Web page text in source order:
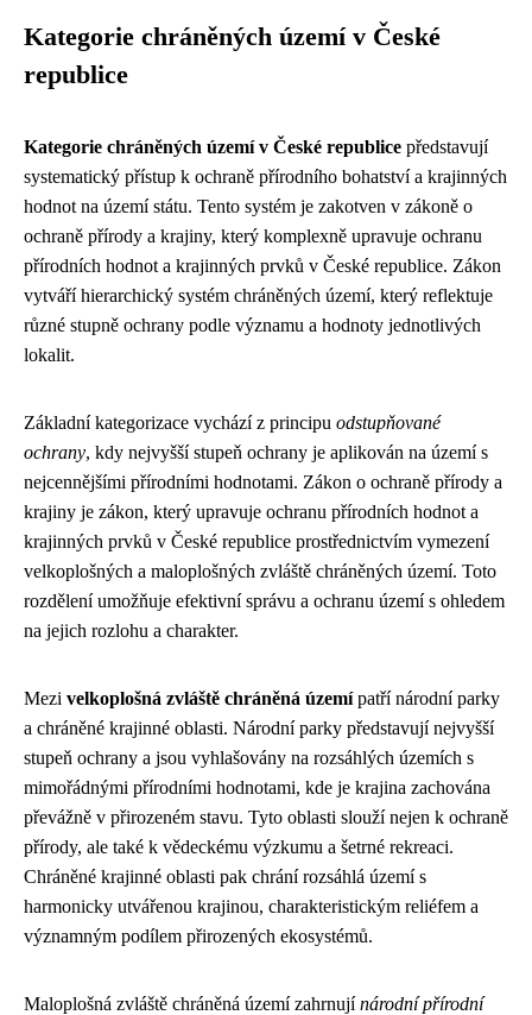
Kategorie chráněných území v České
republice
Kategorie chráněných území v České republice představují
systematický přístup k ochraně přírodního bohatství a krajinných
hodnot na území státu. Tento systém je zakotven v zákoně o
ochraně přírody a krajiny, který komplexně upravuje ochranu
přírodních hodnot a krajinných prvků v České republice. Zákon
vytváří hierarchický systém chráněných území, který reflektuje
různé stupně ochrany podle významu a hodnoty jednotlivých
lokalit.
Základní kategorizace vychází z principu odstupňované
ochrany, kdy nejvyšší stupeň ochrany je aplikován na území s
nejcennějšími přírodními hodnotami. Zákon o ochraně přírody a
krajiny je zákon, který upravuje ochranu přírodních hodnot a
krajinných prvků v České republice prostřednictvím vymezení
velkoplošných a maloplošných zvláště chráněných území. Toto
rozdělení umožňuje efektivní správu a ochranu území s ohledem
na jejich rozlohu a charakter.
Mezi velkoplošná zvláště chráněná územípatří národní parky
a chráněné krajinné oblasti. Národní parky představují nejvyšší
stupeň ochrany a jsou vyhlašovány na rozsáhlých územích s
mimořádnými přírodními hodnotami, kde je krajina zachována
převážně v přirozeném stavu. Tyto oblasti slouží nejen k ochraně
přírody, ale také k vědeckému výzkumu a šetrné rekreaci.
Chráněné krajinné oblasti pak chrání rozsáhlá území s
harmonicky utvářenou krajinou, charakteristickým reliéfem a
významným podílem přirozených ekosystémů.
Maloplošná zvláště chráněná území zahrnujínárodní přírodní